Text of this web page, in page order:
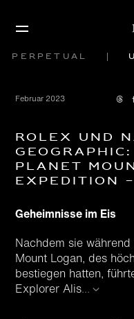
Perpetual
Februar 2023
Rolex und
Planet
Expedition
Geheimnisse im Eis
Nachdem sie
Mount Logan, des
bestiegen hatten,
Explorer Alis...